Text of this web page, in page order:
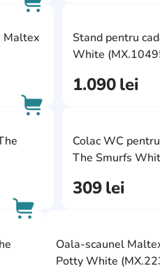
Maltex
AddCardToFavourite
AddCardToCart
Stand pentru
White
1.090lei
AddCardToFavourite
AddCardToCart
Colac WC
The Smurfs
309lei
AddCardToFavourite
AddCardToCart
Oala-scaunel
Potty White